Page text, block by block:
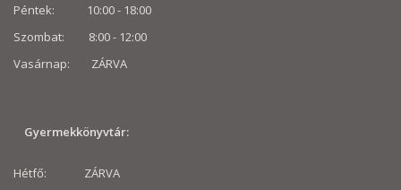
Péntek: 10:00 - 18:00
Szombat: 8:00 - 12:00
Vasárnap: ZÁRVA
Gyermekkönyvtár:
Hétfő: ZÁRVA